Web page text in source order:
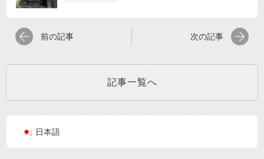
前の記事 次の記事
記事一覧へ
日本語